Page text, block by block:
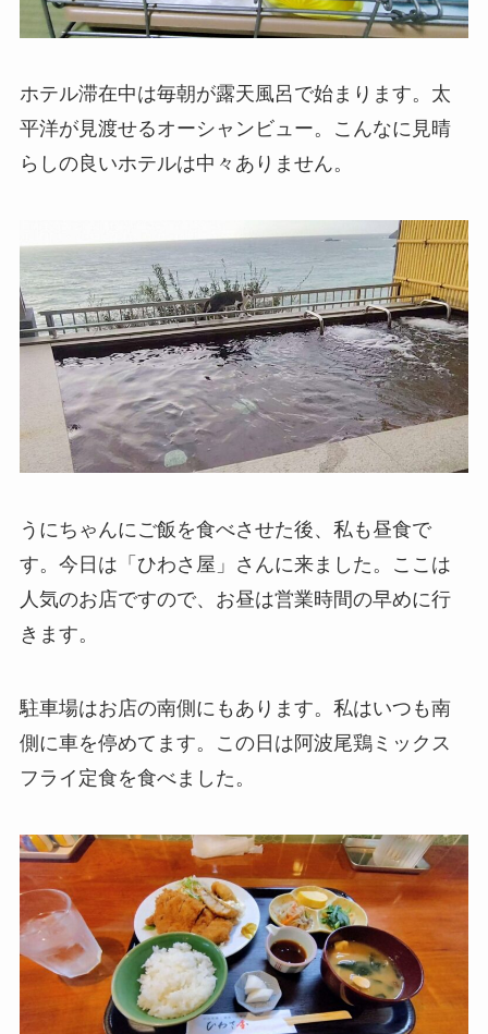
ホテル滞在中は毎朝が露天風呂で始まります。太
平洋が見渡せるオーシャンビュー。こんなに見晴
らしの良いホテルは中々ありません。
うにちゃんにご飯を食べさせた後、私も昼食で
す。今日は「ひわさ屋」さんに来ました。ここは
人気のお店ですので、お昼は営業時間の早めに行
きます。
駐車場はお店の南側にもあります。私はいつも南
側に車を停めてます。この日は阿波尾鶏ミックス
フライ定食を食べました。